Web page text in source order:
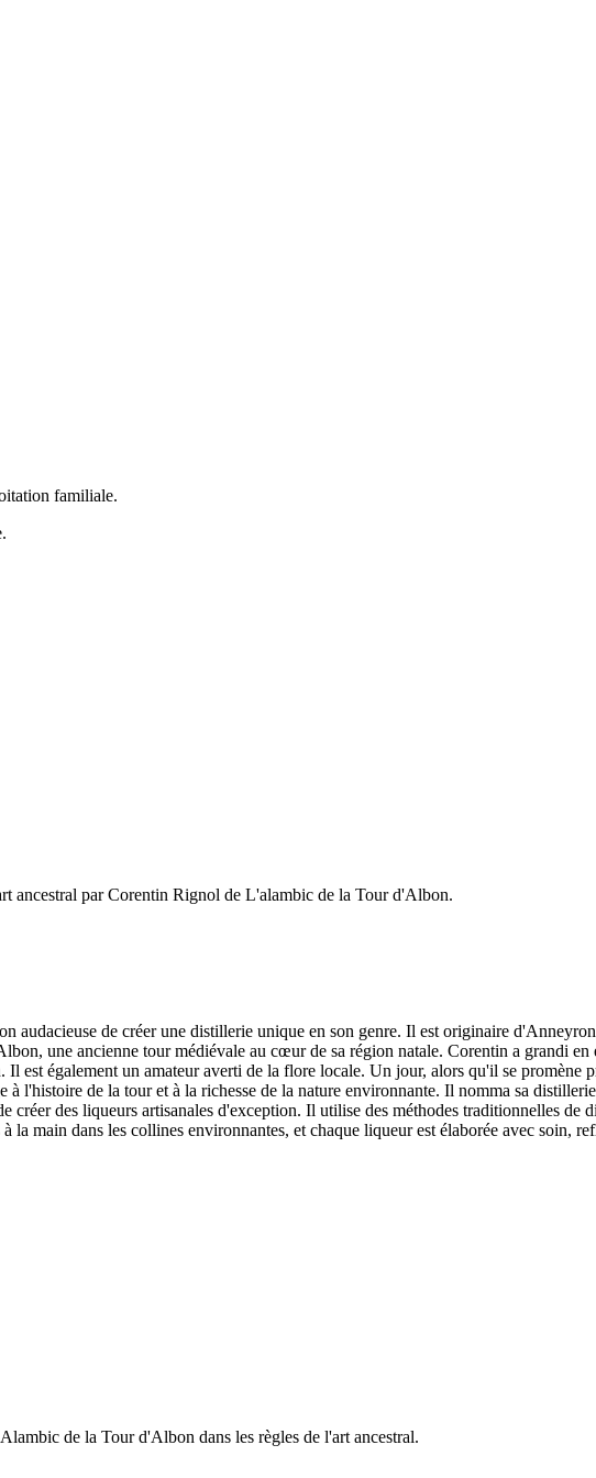
familiale.
ancestral par Corentin Rignol de L'alambic de la Tour d'Albon.
audacieuse de créer une distillerie unique en son genre. Il est originaire
une ancienne tour médiévale au cœur de sa région natale. Corentin a grandi en
Il est également un amateur averti de la flore locale. Un jour, alors qu'il se promène
l'histoire de la tour et à la richesse de la nature environnante. Il nomma sa
créer des liqueurs artisanales d'exception. Il utilise des méthodes traditionnelles de
main dans les collines environnantes, et chaque liqueur est élaborée avec soin,
de la Tour d'Albon dans les règles de l'art ancestral.